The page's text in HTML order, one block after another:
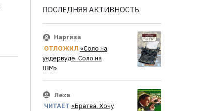
ПОСЛЕДНЯЯ АКТИВНОСТЬ
Наргиза
ОТЛОЖИЛ «Соло на
ундервуде. Соло на
IBM»
Леха
ЧИТАЕТ «Братва. Хочу